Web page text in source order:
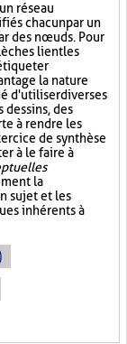
réseau
chacun par un
des nœuds. Pour
lient les
la nature
d'utiliser diverses
dessins, des
à rendre les
de synthèse
à le faire à
la
sujet et les
inhérents à